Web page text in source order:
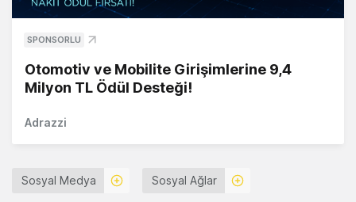
SPONSORLU
Otomotiv ve Mobilite Girişimlerine 9,4
Milyon TL Ödül Desteği!
Adrazzi
Sosyal Medya Sosyal Ağlar